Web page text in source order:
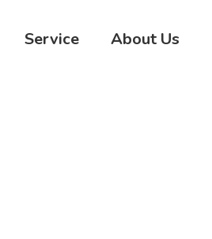
Service About Us